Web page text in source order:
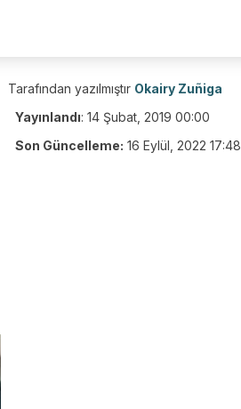
Tarafından yazılmıştır Okairy Zuñiga
Yayınlandı: 14 Şubat, 2019 00:00
Son Güncelleme: 16 Eylül, 2022 17:48